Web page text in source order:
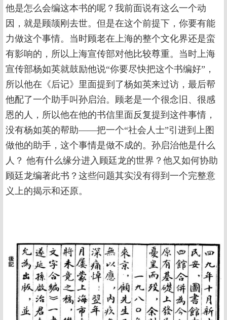
他是怎么会编这本书的呢？我前面说有这么一个动
因，就是顾颉刚去世。但是在这个前提下，你要有能
力做这个事情。当时顾老在上海的整个文化界还是蛮
有影响的，所以上海宣传部对他比较尊重。当时上海
宣传部杨如英就鼓励他说“你要尽快把这个书编好”，
所以他在《后记》里面提到了杨如英来过访，最后帮
他配了一个助手叫孙启治。顾老是一个很念旧、很感
恩的人，所以他在他的书信里面反复提到这件事情，
没有杨如英的帮助——把一个“社会人士”引进到上图
做他的助手，这个事情是做不成的。孙启治他是什么
人？ 他有什么缘分进入顾廷龙的世界？他又如何协助
顾廷龙编著此书？这些问题其实没有得到一个完整意
义上的揭示和还原。